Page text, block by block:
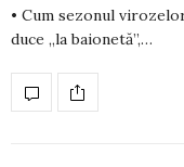
• Cum sezonul
duce „la baionetă”,…